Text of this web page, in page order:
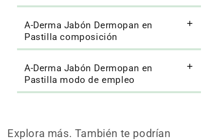
A-Derma Jabón Dermopan en
Pastilla composición
A-Derma Jabón Dermopan en
Pastilla modo de empleo
Explora más. También te podrían